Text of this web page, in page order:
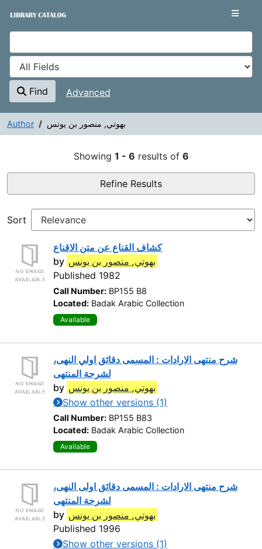
VuFind
Find Advanced
Author بهوتي, منصور بن يونس
Showing 1 - 6 results of 6
Refine Results
Sort
كشاف القناع عن متن الاقناع
by بهوتي, منصور بن يونس
Published 1982
Call Number: BP155 B8
Located: Badak Arabic Collection
Available
شرح منتهى الارادات : المسمى دقائق اولي النهى،
لشرحة المنتهى
by بهوتي, منصور بن يونس
Show other versions (1)
Call Number: BP155 B83
Located: Badak Arabic Collection
Available
شرح منتهى الارادات : المسمى دقائق اولى النهى،
لشرحة المنتهى
by بهوتي, منصور بن يونس
Published 1996
Show other versions (1)